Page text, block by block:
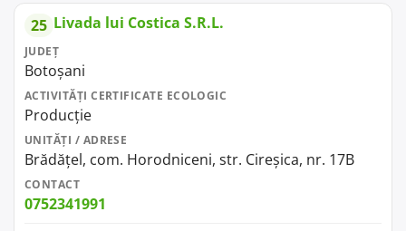
25 Livada lui Costica S.R.L.
JUDEȚ
Botoșani
ACTIVITĂȚI CERTIFICATE ECOLOGIC
Producție
UNITĂȚI / ADRESE
Brădăţel, com. Horodniceni, str. Cireşica, nr. 17B
CONTACT
0752341991